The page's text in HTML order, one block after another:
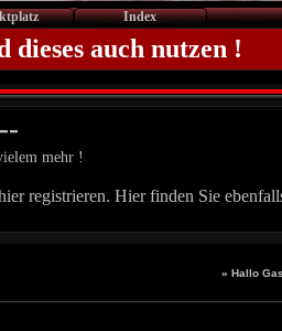
Index
auch nutzen !
mehr !
registrieren. Hier finden Sie
» Hallo